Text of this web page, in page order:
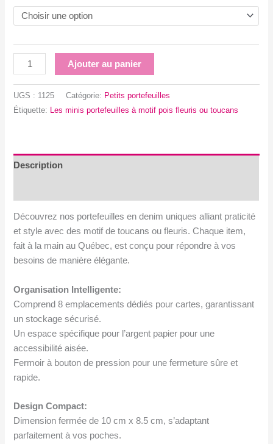
quantité
de
minis
à
toucans
Ajouter au panier
UGS : 1125 Catégorie: Petits portefeuilles
Étiquette: Les minis portefeuilles à motif pois fleuris ou toucans
Description
Découvrez nos portefeuilles en denim uniques alliant praticité
et style avec des motif de toucans ou fleuris. Chaque item,
fait à la main au Québec, est conçu pour répondre à vos
besoins de manière élégante.
Organisation Intelligente:
Comprend 8 emplacements dédiés pour cartes, garantissant
un stockage sécurisé.
Un espace spécifique pour l’argent papier pour une
accessibilité aisée.
Fermoir à bouton de pression pour une fermeture sûre et
rapide.
Design Compact:
Dimension fermée de 10 cm x 8.5 cm, s’adaptant
parfaitement à vos poches.